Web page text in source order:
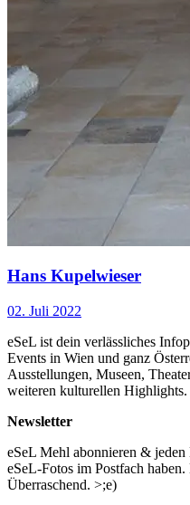
Hans Kupelwieser
02. Juli 2022
eSeL ist dein verlässliches
Events in Wien und ganz
Ausstellungen, Museen,
weiteren kulturellen Highlights.
Newsletter
eSeL Mehl abonnieren &
eSeL-Fotos im Postfach
Überraschend. >;e)